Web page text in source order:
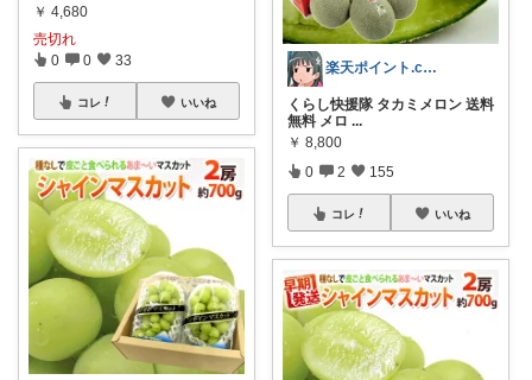
￥ 4,680
売切れ
0 0 33
コレ いいね
楽天ポイント.com お買い物マラソン中
くらし快援隊 タカミメロン 送料
無料 メロ ...
￥ 8,800
0 2 155
コレ いいね